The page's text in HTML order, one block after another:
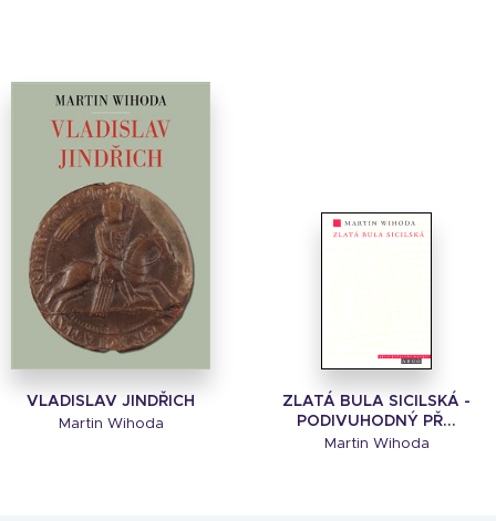
VLADISLAV JINDŘICH
Martin Wihoda
ZLATÁ BULA SICILSKÁ -
PODIVUHODNÝ PŘ...
Martin Wihoda